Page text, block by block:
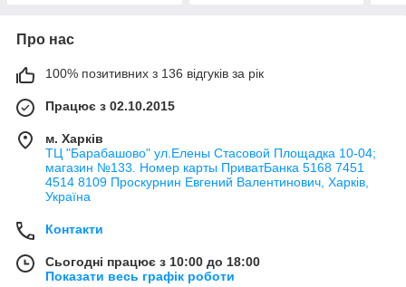
Про нас
100% позитивних з 136 відгуків за рік
Працює з 02.10.2015
м. Харків
ТЦ "Барабашово" ул.Елены Стасовой Площадка 10-04;
магазин №133. Номер карты ПриватБанка 5168 7451
4514 8109 Проскурнин Евгений Валентинович, Харків,
Україна
Контакти
Сьогодні працює з 10:00 до 18:00
Показати весь графік роботи